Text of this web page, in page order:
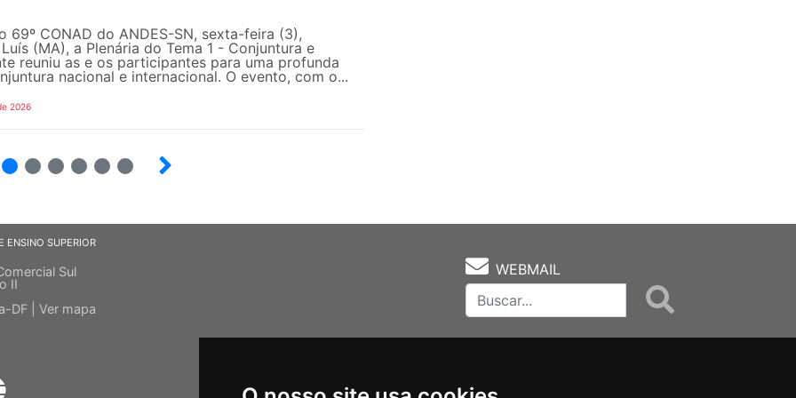
69º CONAD do ANDES-SN, sexta-feira (3),
(MA), a Plenária do Tema 1 - Conjuntura e
reuniu as e os participantes para uma profunda
nacional e internacional. O evento, com o...
2026
ENSINO SUPERIOR
Sul
II
DF | Ver mapa
WEBMAIL